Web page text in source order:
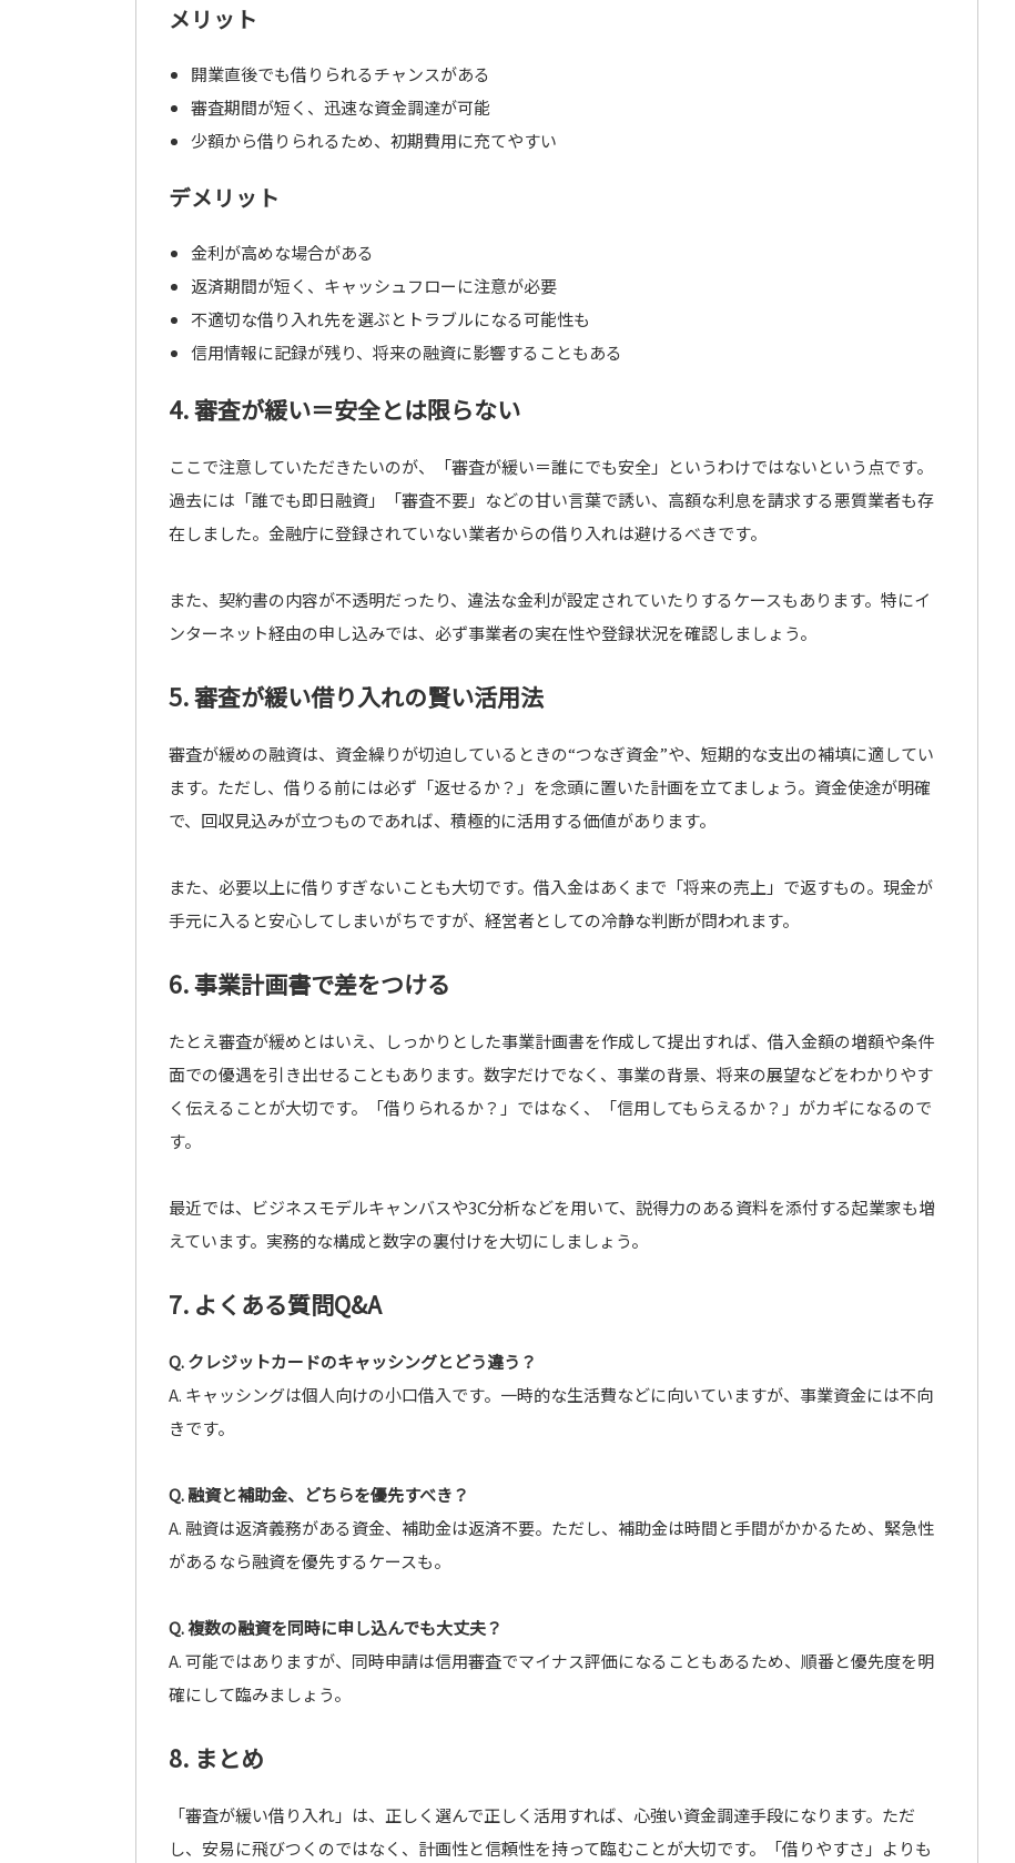
メリット
開業直後でも借りられるチャンスがある
審査期間が短く、迅速な資金調達が可能
少額から借りられるため、初期費用に充てやすい
デメリット
金利が高めな場合がある
返済期間が短く、キャッシュフローに注意が必要
不適切な借り入れ先を選ぶとトラブルになる可能性も
信用情報に記録が残り、将来の融資に影響することもある
4. 審査が緩い＝安全とは限らない
ここで注意していただきたいのが、「審査が緩い＝誰にでも安全」というわけではないという点です。
過去には「誰でも即日融資」「審査不要」などの甘い言葉で誘い、高額な利息を請求する悪質業者も存
在しました。金融庁に登録されていない業者からの借り入れは避けるべきです。
また、契約書の内容が不透明だったり、違法な金利が設定されていたりするケースもあります。特にイ
ンターネット経由の申し込みでは、必ず事業者の実在性や登録状況を確認しましょう。
5. 審査が緩い借り入れの賢い活用法
審査が緩めの融資は、資金繰りが切迫しているときの“つなぎ資金”や、短期的な支出の補填に適してい
ます。ただし、借りる前には必ず「返せるか？」を念頭に置いた計画を立てましょう。資金使途が明確
で、回収見込みが立つものであれば、積極的に活用する価値があります。
また、必要以上に借りすぎないことも大切です。借入金はあくまで「将来の売上」で返すもの。現金が
手元に入ると安心してしまいがちですが、経営者としての冷静な判断が問われます。
6. 事業計画書で差をつける
たとえ審査が緩めとはいえ、しっかりとした事業計画書を作成して提出すれば、借入金額の増額や条件
面での優遇を引き出せることもあります。数字だけでなく、事業の背景、将来の展望などをわかりやす
く伝えることが大切です。「借りられるか？」ではなく、「信用してもらえるか？」がカギになるので
す。
最近では、ビジネスモデルキャンバスや3C分析などを用いて、説得力のある資料を添付する起業家も増
えています。実務的な構成と数字の裏付けを大切にしましょう。
7. よくある質問Q&A
Q. クレジットカードのキャッシングとどう違う？
A. キャッシングは個人向けの小口借入です。一時的な生活費などに向いていますが、事業資金には不向
きです。
Q. 融資と補助金、どちらを優先すべき？
A. 融資は返済義務がある資金、補助金は返済不要。ただし、補助金は時間と手間がかかるため、緊急性
があるなら融資を優先するケースも。
Q. 複数の融資を同時に申し込んでも大丈夫？
A. 可能ではありますが、同時申請は信用審査でマイナス評価になることもあるため、順番と優先度を明
確にして臨みましょう。
8. まとめ
「審査が緩い借り入れ」は、正しく選んで正しく活用すれば、心強い資金調達手段になります。ただ
し、安易に飛びつくのではなく、計画性と信頼性を持って臨むことが大切です。「借りやすさ」よりも